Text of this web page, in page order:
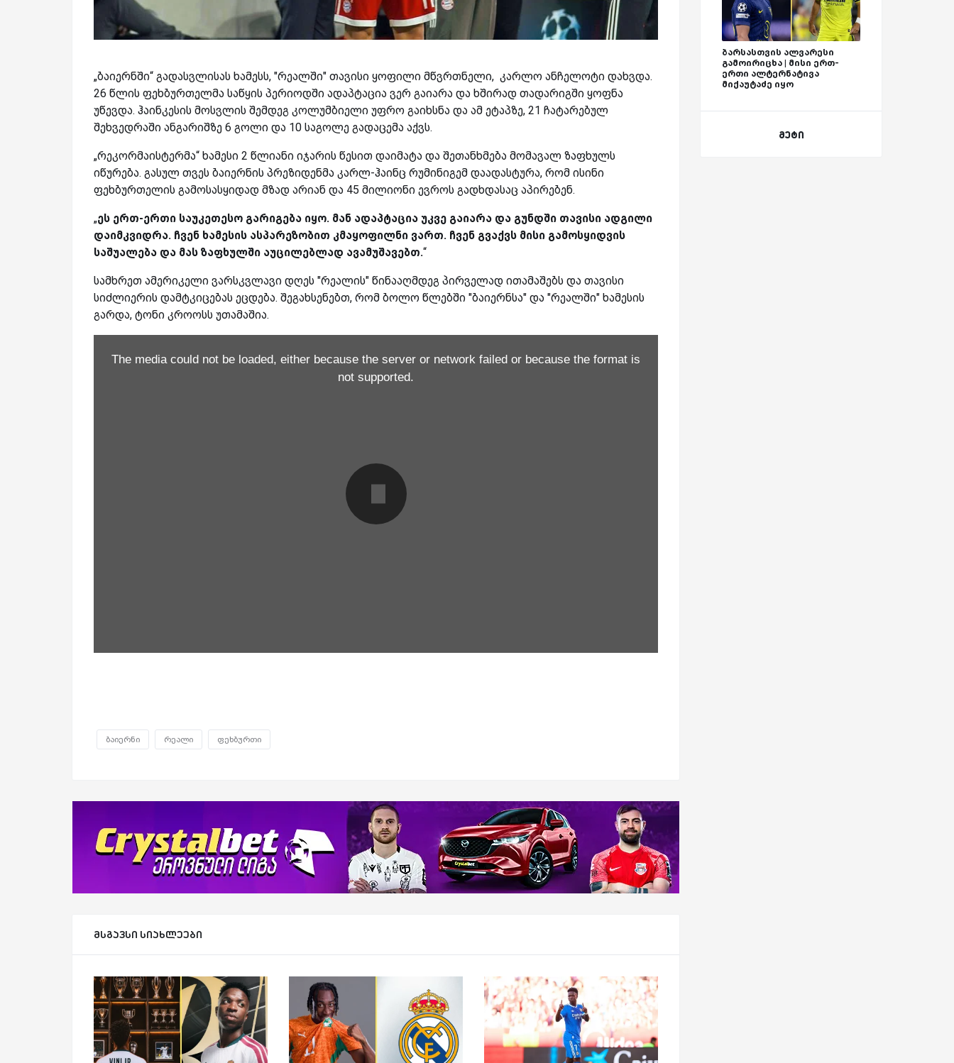
„ბაიერნში“ გადასვლისას ხამესს, "რეალში" თავისი ყოფილი მწვრთნელი, კარლო ანჩელოტი დახვდა.
26 წლის ფეხბურთელმა საწყის პერიოდში ადაპტაცია ვერ გაიარა და ხშირად თადარიგში ყოფნა
უწევდა. ჰაინკესის მოსვლის შემდეგ კოლუმბიელი უფრო გაიხსნა და ამ ეტაპზე, 21 ჩატარებულ
შეხვედრაში ანგარიშზე 6 გოლი და 10 საგოლე გადაცემა აქვს.
„რეკორმაისტერმა“ ხამესი 2 წლიანი იჯარის წესით დაიმატა და შეთანხმება მომავალ ზაფხულს
იწურება. გასულ თვეს ბაიერნის პრეზიდენმა კარლ-ჰაინც რუმინიგემ დაადასტურა, რომ ისინი
ფეხბურთელის გამოსასყიდად მზად არიან და 45 მილიონი ევროს გადხდასაც აპირებენ.
„ეს ერთ-ერთი საუკეთესო გარიგება იყო. მან ადაპტაცია უკვე გაიარა და გუნდში თავისი ადგილი
დაიმკვიდრა. ჩვენ ხამესის ასპარეზობით კმაყოფილნი ვართ. ჩვენ გვაქვს მისი გამოსყიდვის
საშუალება და მას ზაფხულში აუცილებლად ავამუშავებთ.“
სამხრეთ ამერიკელი ვარსკვლავი დღეს "რეალის" წინააღმდეგ პირველად ითამაშებს და თავისი
სიძლიერის დამტკიცებას ეცდება. შეგახსენებთ, რომ ბოლო წლებში "ბაიერნსა" და "რეალში" ხამესის
გარდა, ტონი კროოსს უთამაშია.
The media could not be loaded, either because the server or network failed or because the format is
not supported.
ბაიერნი რეალი ფეხბურთი
მსგავსი სიახლეები
ბარსასთვის ალვარესი
გამოირიცხა | მისი ერთ-
ერთი ალტერნატივა
მიქაუტაძე იყო
მეტი